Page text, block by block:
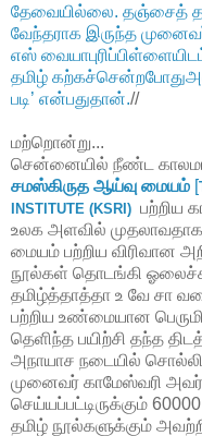
தேவையில்லை. தஞ்சைத்
வேந்தராக இருந்த
எஸ்
தமிழ்
படி’ என்பதுதான்.//
மற்றொன்று...
சென்னையில் நீண்ட
சமஸ்கிருத ஆய்வு மையம் [
INSTITUTE (KSRI) பற்றிய
உலக அளவில்
மையம் பற்றிய விரிவான
நூல்கள் தொடங்கி
தமிழ்த்தாத்தா உ வே சா
பற்றிய உண்மையான
தெளிந்த பயிற்சி தந்த
அநாயாச நடையில்
முனைவர் காமேஸ்வரி
செய்யப்பட்டிருக்கும்
தமிழ் நூல்களுக்கும்